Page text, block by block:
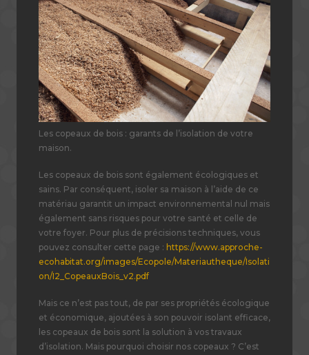
Les copeaux de bois : garants de l’isolation de votre
maison.
Les copeaux de bois sont également écologiques et
sains. Par conséquent, isoler sa maison à l’aide de ce
matériau garantit un impact environnemental nul mais
également sans risques pour votre santé et celle de
votre foyer. Pour plus de précisions techniques, vous
pouvez consulter cette page : https://www.approche-
ecohabitat.org/images/Ecopole/Materiautheque/Isolati
on/I2_CopeauxBois_v2.pdf
Mais ce n’est pas tout, de par ses propriétés écologique
et économique, ajoutées à son pouvoir isolant efficace,
les copeaux de bois sont la solution à vos travaux
d’isolation. Mais pourquoi choisir nos copeaux ? C’est